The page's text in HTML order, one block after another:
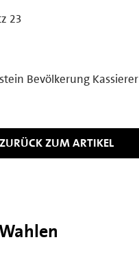
23
Bevölkerung Kassierer
ZURÜCK ZUM ARTIKEL